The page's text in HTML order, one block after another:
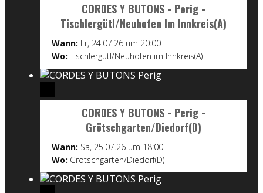
CORDES Y BUTONS - Perig -
Tischlergütl/Neuhofen Im Innkreis(A)
Wann: Fr, 24.07.26 um 20:00
Wo: Tischlergütl/Neuhofen im Innkreis(A)
CORDES Y BUTONS - Perig -
Grötschgarten/Diedorf(D)
Wann: Sa, 25.07.26 um 18:00
Wo: Grötschgarten/Diedorf(D)